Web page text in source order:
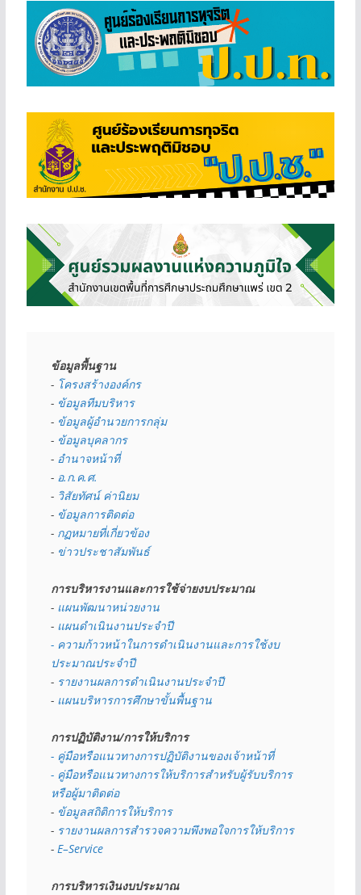
ข้อมูลพื้นฐาน
- โครงสร้างองค์กร
- ข้อมูลทีมบริหาร
- ข้อมูลผู้อำนวยการกลุ่ม
- ข้อมูลบุคลากร
- อำนาจหน้าที่
- อ.ก.ค.ศ.
- วิสัยทัศน์ ค่านิยม
- ข้อมูลการติดต่อ
- กฏหมายที่เกี่ยวข้อง
- ข่าวประชาสัมพันธ์
การบริหารงานและการใช้จ่ายงบประมาณ
- แผนพัฒนาหน่วยงาน
- แผนดำเนินงานประจำปี
- ความก้าวหน้าในการดำเนินงานและการใช้งบ
ประมาณประจำปี
- รายงานผลการดำเนินงานประจำปี
- แผนบริหารการศึกษาขั้นพื้นฐาน
การปฏิบัติงาน/การให้บริการ
- คู่มือหรือแนวทางการปฏิบัติงานของเจ้าหน้าที่
- คู่มือหรือแนวทางการให้บริการสำหรับผู้รับบริการ
หรือผู้มาติดต่อ
- ข้อมูลสถิติการให้บริการ
- รายงานผลการสำรวจความพึงพอใจการให้บริการ
- E–Service
การบริหารเงินงบประมาณ